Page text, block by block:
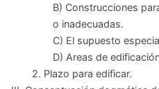
B) Construcciones
o inadecuadas.
C) El supuesto
D) Areas de
2. Plazo para edificar.